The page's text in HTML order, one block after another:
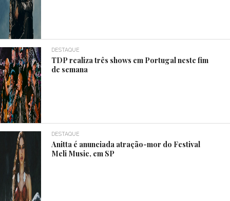
DESTAQUE
TDP realiza três shows em Portugal neste fim
de semana
DESTAQUE
Anitta é anunciada atração-mor do Festival
Meli Music, em SP